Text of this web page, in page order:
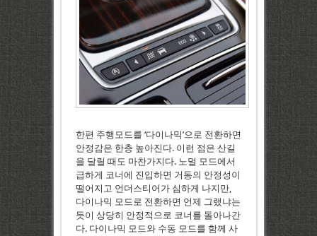
한편 주행모드를 ‘다이나믹’으로 전환하면
안정감은 한층 높아진다. 이런 점은 산길
을 달릴 때도 마찬가지다. 노멀 모드에서
급하게 코너에 진입하면 거동의 안정성이
떨어지고 언더스티어가 심하게 나지만,
다이나믹 모드로 전환하면 언제 그랬냐는
듯이 상당히 안정적으로 코너를 돌아나간
다. 다이나믹 모드와 수동 모드를 함께 사